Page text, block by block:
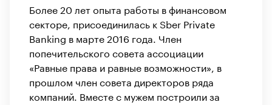
Более 20 лет опыта работы в финансовом
секторе, присоединилась к Sber Private
Banking в марте 2016 года. Член
попечительского совета ассоциации
«Равные права и равные возможности», в
прошлом член совета директоров ряда
компаний. Вместе с мужем построили за